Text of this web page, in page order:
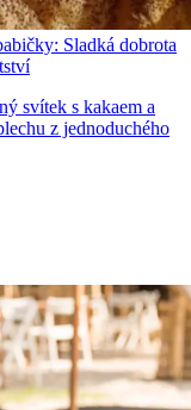
Sladká dobrota
svítek s kakaem a
z jednoduchého